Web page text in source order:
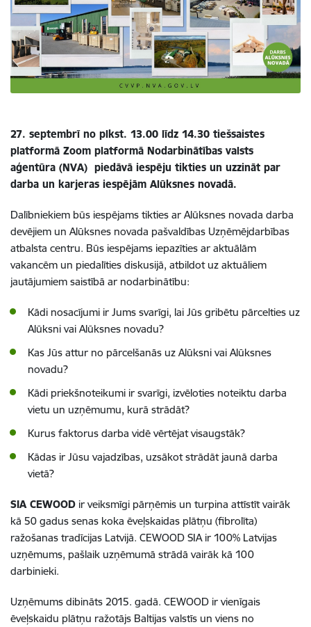
27. septembrī no plkst. 13.00 līdz 14.30 tiešsaistes
platformā Zoom platformā Nodarbinātības valsts
aģentūra (NVA) piedāvā iespēju tikties un uzzināt par
darba un karjeras iespējām Alūksnes novadā.
Dalībniekiem būs iespējams tikties ar Alūksnes novada darba
devējiem un Alūksnes novada pašvaldības Uzņēmējdarbības
atbalsta centru. Būs iespējams iepazīties ar aktuālām
vakancēm un piedalīties diskusijā, atbildot uz aktuāliem
jautājumiem saistībā ar nodarbinātību:
Kādi nosacījumi ir Jums svarīgi, lai Jūs gribētu pārcelties uz
Alūksni vai Alūksnes novadu?
Kas Jūs attur no pārcelšanās uz Alūksni vai Alūksnes
novadu?
Kādi priekšnoteikumi ir svarīgi, izvēloties noteiktu darba
vietu un uzņēmumu, kurā strādāt?
Kurus faktorus darba vidē vērtējat visaugstāk?
Kādas ir Jūsu vajadzības, uzsākot strādāt jaunā darba
vietā?
SIA CEWOOD ir veiksmīgi pārņēmis un turpina attīstīt vairāk
kā 50 gadus senas koka ēveļskaidas plātņu (fibrolīta)
ražošanas tradīcijas Latvijā. CEWOOD SIA ir 100% Latvijas
uzņēmums, pašlaik uzņēmumā strādā vairāk kā 100
darbinieki.
Uzņēmums dibināts 2015. gadā. CEWOOD ir vienīgais
ēveļskaidu plātņu ražotājs Baltijas valstīs un viens no